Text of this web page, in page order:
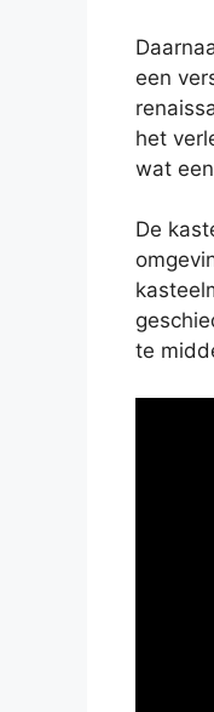
een
het
wat
De
te